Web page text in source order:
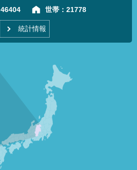
46404 世帯： 21778
統計情報